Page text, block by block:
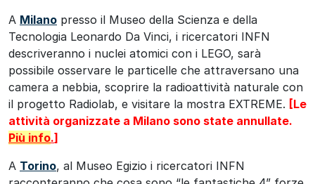
A Milano presso il Museo della Scienza e della
Tecnologia Leonardo Da Vinci, i ricercatori INFN
descriveranno i nuclei atomici con i LEGO, sarà
possibile osservare le particelle che attraversano una
camera a nebbia, scoprire la radioattività naturale con
il progetto Radiolab, e visitare la mostra EXTREME. [Le
attività organizzate a Milano sono state annullate.
Più info.]
A Torino, al Museo Egizio i ricercatori INFN